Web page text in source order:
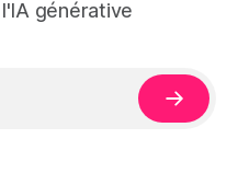
générative